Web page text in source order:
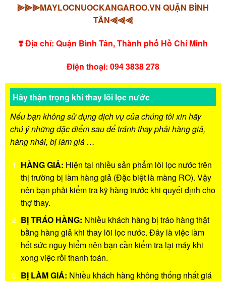
⫸⫸⫸MAYLOCNUOCKANGAROO.VN QUẬN BÌNH
TÂN⫷⫷⫷
❣️Địa chỉ: Quận Bình Tân, Thành phố Hồ Chí Minh
Điện thoại: 094 3838 278
Hãy thận trọng khi thay lõi lọc nước
Nếu bạn không sử dụng dịch vụ của chúng tôi xin hãy
chú ý những đặc điểm sau để tránh thay phải hàng giả,
hàng nhái, bị làm giá …
HÀNG GIẢ: Hiện tại nhiều sản phẩm lõi lọc nước trên
thị trường bị làm hàng giả (Đặc biệt là màng RO). Vậy
nên bạn phải kiểm tra kỹ hàng trước khi quyết định cho
thợ thay.
BỊ TRÁO HÀNG: Nhiều khách hàng bị tráo hàng thật
bằng hàng giả khi thay lõi lọc nước. Đây là việc làm
hết sức nguy hiểm nên bạn cần kiểm tra lại máy khi
xong việc rồi thanh toán.
BỊ LÀM GIÁ: Nhiều khách hàng không thống nhất giá